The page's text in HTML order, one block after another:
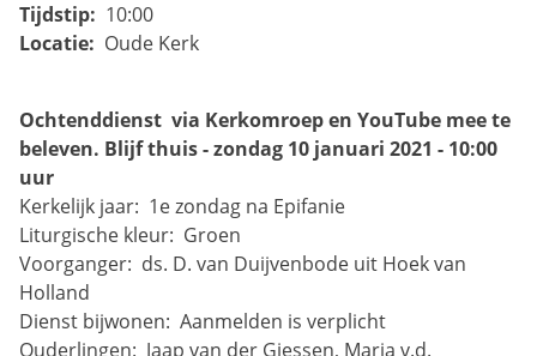
Tijdstip: 10:00
Locatie: Oude Kerk
Ochtenddienst  via Kerkomroep en YouTube mee te
beleven. Blijf thuis - zondag 10 januari 2021 - 10:00
uur
Kerkelijk jaar: 1e zondag na Epifanie
Liturgische kleur: Groen
Voorganger: ds. D. van Duijvenbode uit Hoek van
Holland
Dienst bijwonen: Aanmelden is verplicht
Ouderlingen: Jaap van der Giessen, Marja v.d.